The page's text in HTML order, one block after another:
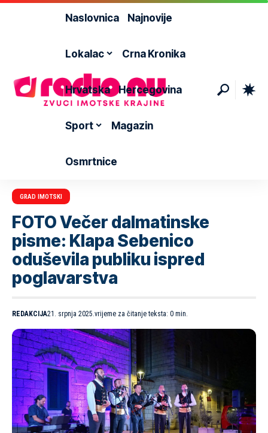
Naslovnica Najnovije
Lokalac Crna Kronika
Hrvatska Hercegovina
Sport Magazin
Osmrtnice
GRAD IMOTSKI
FOTO Večer dalmatinske
pisme: Klapa Sebenico
oduševila publiku ispred
poglavarstva
REDAKCIJA21. srpnja 2025.vrijeme za čitanje teksta: 0 min.